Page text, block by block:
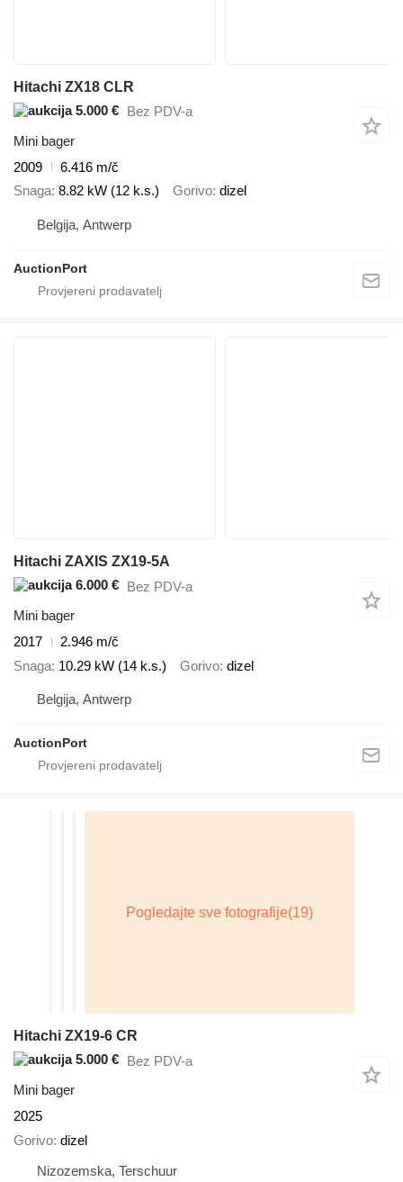
Hitachi ZX18 CLR
5.000 € Bez PDV-a
Mini bager
2009
6.416 m/č
Snaga 8.82 kW (12 k.s.) Gorivo dizel
Belgija, Antwerp
AuctionPort
Hitachi ZAXIS ZX19-5A
6.000 € Bez PDV-a
Mini bager
2017
2.946 m/č
Snaga 10.29 kW (14 k.s.) Gorivo dizel
Belgija, Antwerp
AuctionPort
Hitachi ZX19-6 CR
5.000 € Bez PDV-a
Mini bager
2025
Gorivo dizel
Nizozemska, Terschuur